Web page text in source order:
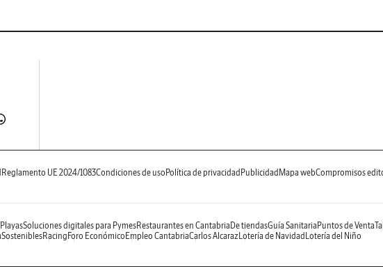
Reglamento UE 2024/1083Condiciones de uso Política de privacidad Publicidad Mapa webCompromisos
PlayasSoluciones digitales para PymesRestaurantes en Cantabria De tiendasGuía Sanitaria Puntos de Venta
SosteniblesRacing Foro Económico Empleo CantabriaCarlos AlcarazLotería de Navidad Lotería del Niño